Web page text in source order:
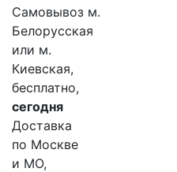
Самовывоз м.
Белорусская
или м.
Киевская,
бесплатно,
сегодня
Доставка
по Москве
и МО,